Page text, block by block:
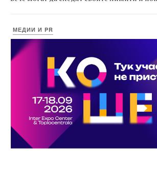
МЕДИИ И PR